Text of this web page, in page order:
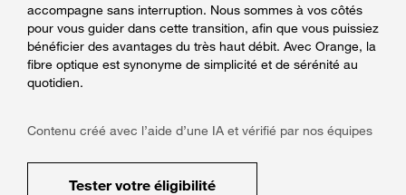
accompagne sans interruption. Nous sommes à vos côtés
pour vous guider dans cette transition, afin que vous puissiez
bénéficier des avantages du très haut débit. Avec Orange, la
fibre optique est synonyme de simplicité et de sérénité au
quotidien.
Contenu créé avec l’aide d’une IA et vérifié par nos équipes
Tester votre éligibilité